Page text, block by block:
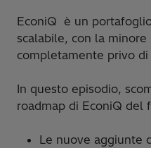
EconiQ è un
scalabile, con la
completamente privo di
In questo episodio,
roadmap di EconiQ del
Le nuove aggiunte